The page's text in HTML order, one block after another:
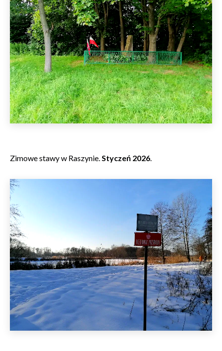
Zimowe stawy w Raszynie.Styczeń 2026.